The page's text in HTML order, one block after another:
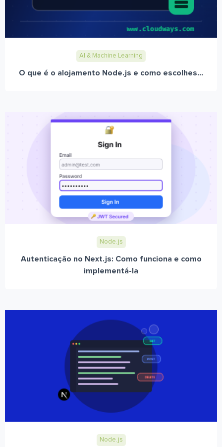
AI & Machine Learning
O que é o alojamento Node.js e como escolhes...
Node.js
Autenticação no Next.js: Como funciona e como
implementá-la
Node.js